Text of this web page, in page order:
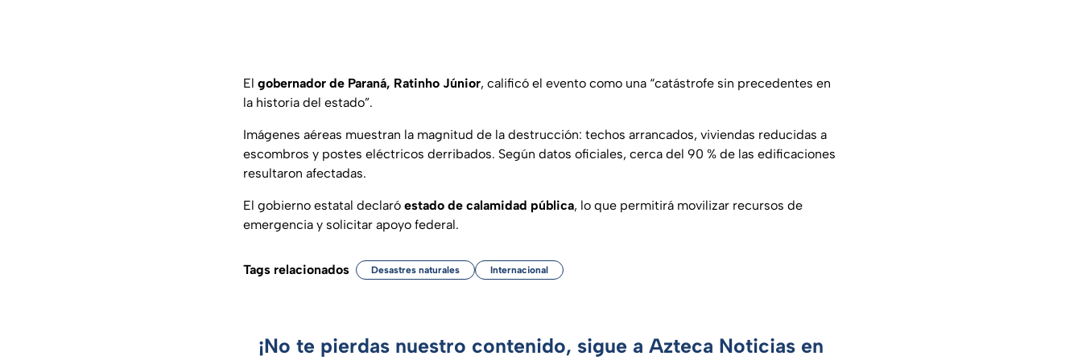
El gobernador de Paraná, Ratinho Júnior, calificó el evento como una “catástrofe sin precedentes en
la historia del estado”.
Imágenes aéreas muestran la magnitud de la destrucción: techos arrancados, viviendas reducidas a
escombros y postes eléctricos derribados. Según datos oficiales, cerca del 90 % de las edificaciones
resultaron afectadas.
El gobierno estatal declaró estado de calamidad pública, lo que permitirá movilizar recursos de
emergencia y solicitar apoyo federal.
Tags relacionados Desastres naturales Internacional
¡No te pierdas nuestro contenido, sigue a Azteca Noticias en